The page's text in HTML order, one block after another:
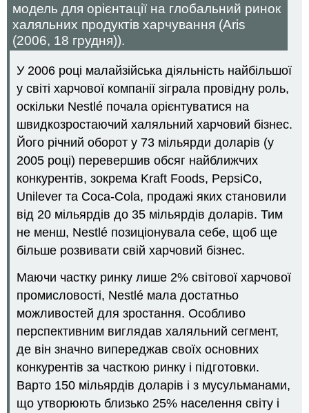
модель для орієнтації на глобальний ринок
халяльних продуктів харчування (Aris
(2006, 18 грудня)).
У 2006 році малайзійська діяльність найбільшої
у світі харчової компанії зіграла провідну роль,
оскільки Nestlé почала орієнтуватися на
швидкозростаючий халяльний харчовий бізнес.
Його річний оборот у 73 мільярди доларів (у
2005 році) перевершив обсяг найближчих
конкурентів, зокрема Kraft Foods, PepsiCo,
Unilever та Coca-Cola, продажі яких становили
від 20 мільярдів до 35 мільярдів доларів. Тим
не менш, Nestlé позиціонувала себе, щоб ще
більше розвивати свій харчовий бізнес.
Маючи частку ринку лише 2% світової харчової
промисловості, Nestlé мала достатньо
можливостей для зростання. Особливо
перспективним виглядав халяльний сегмент,
де він значно випереджав своїх основних
конкурентів за часткою ринку і підготовки.
Варто 150 мільярдів доларів і з мусульманами,
що утворюють близько 25% населення світу і